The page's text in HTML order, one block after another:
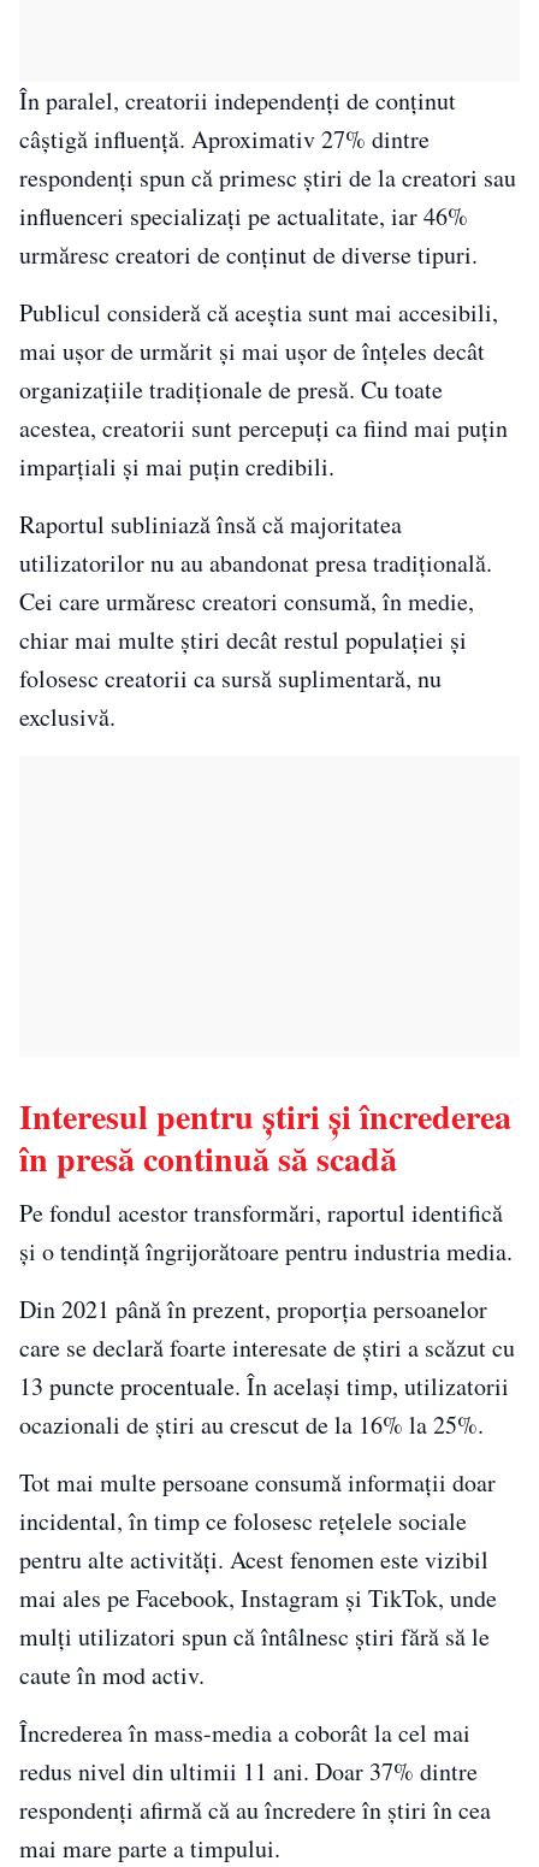
În paralel, creatorii independenți de conținut
câștigă influență. Aproximativ 27% dintre
respondenți spun că primesc știri de la creatori sau
influenceri specializați pe actualitate, iar 46%
urmăresc creatori de conținut de diverse tipuri.
Publicul consideră că aceștia sunt mai accesibili,
mai ușor de urmărit și mai ușor de înțeles decât
organizațiile tradiționale de presă. Cu toate
acestea, creatorii sunt percepuți ca fiind mai puțin
imparțiali și mai puțin credibili.
Raportul subliniază însă că majoritatea
utilizatorilor nu au abandonat presa tradițională.
Cei care urmăresc creatori consumă, în medie,
chiar mai multe știri decât restul populației și
folosesc creatorii ca sursă suplimentară, nu
exclusivă.
Interesul pentru știri și încrederea
în presă continuă să scadă
Pe fondul acestor transformări, raportul identifică
și o tendință îngrijorătoare pentru industria media.
Din 2021 până în prezent, proporția persoanelor
care se declară foarte interesate de știri a scăzut cu
13 puncte procentuale. În același timp, utilizatorii
ocazionali de știri au crescut de la 16% la 25%.
Tot mai multe persoane consumă informații doar
incidental, în timp ce folosesc rețelele sociale
pentru alte activități. Acest fenomen este vizibil
mai ales pe Facebook, Instagram și TikTok, unde
mulți utilizatori spun că întâlnesc știri fără să le
caute în mod activ.
Încrederea în mass-media a coborât la cel mai
redus nivel din ultimii 11 ani. Doar 37% dintre
respondenți afirmă că au încredere în știri în cea
mai mare parte a timpului.